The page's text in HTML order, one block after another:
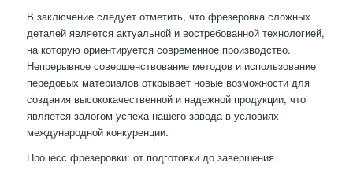
В заключение следует отметить, что фрезеровка сложных
деталей является актуальной и востребованной технологией,
на которую ориентируется современное производство.
Непрерывное совершенствование методов и использование
передовых материалов открывает новые возможности для
создания высококачественной и надежной продукции, что
является залогом успеха нашего завода в условиях
международной конкуренции.
Процесс фрезеровки: от подготовки до завершения